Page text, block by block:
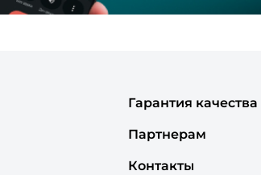
Гарантия качества
Партнерам
Контакты